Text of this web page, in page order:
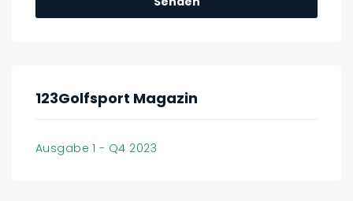
123Golfsport Magazin
Ausgabe 1 - Q4 2023